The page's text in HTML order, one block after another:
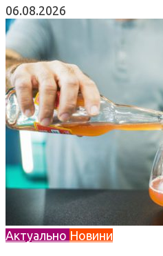
06.08.2026
Актуально Новини